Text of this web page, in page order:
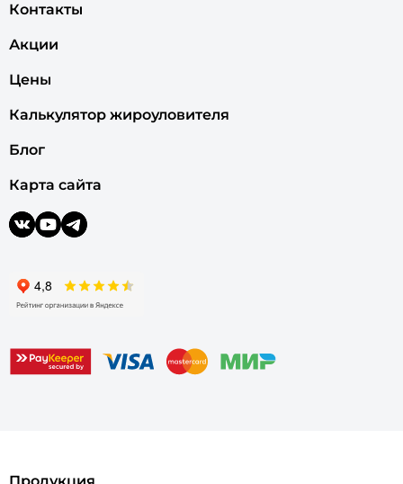
Контакты
Акции
Цены
Калькулятор жироуловителя
Блог
Карта сайта